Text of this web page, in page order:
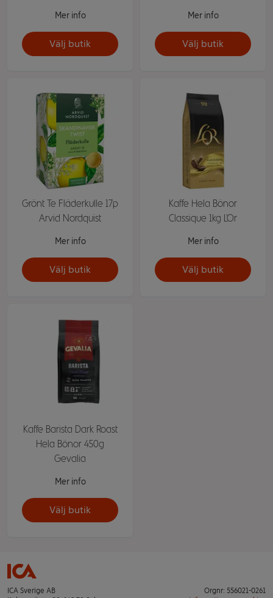
Mer info
Välj butik
Mer info
Välj butik
Grönt Te Fläderkulle 17p
Arvid Nordquist
Mer info
Välj butik
Kaffe Hela Bönor
Classique 1kg L'Or
Mer info
Välj butik
Kaffe Barista Dark Roast
Hela Bönor 450g
Gevalia
Mer info
Välj butik
ICA Sverige AB
Orgnr: 556021-0261